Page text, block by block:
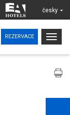
česky
REZERVACE